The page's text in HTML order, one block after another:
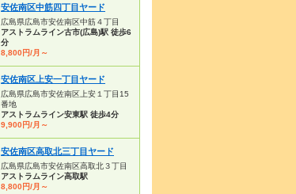
安佐南区中筋四丁目ヤード
広島県広島市安佐南区中筋４丁目
アストラムライン古市(広島)駅 徒歩6
分
8,800円/月～
安佐南区上安一丁目ヤード
広島県広島市安佐南区上安１丁目15
番地
アストラムライン安東駅 徒歩4分
9,900円/月～
安佐南区高取北三丁目ヤード
広島県広島市安佐南区高取北３丁目
アストラムライン高取駅
8,800円/月～